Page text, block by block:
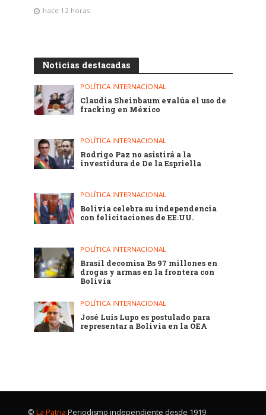
hace 12 horas
Noticias destacadas
POLÍTICA INTERNACIONAL
Claudia Sheinbaum evalúa el uso de
fracking en México
POLÍTICA INTERNACIONAL
Rodrigo Paz no asistirá a la
investidura de De la Espriella
POLÍTICA INTERNACIONAL
Bolivia celebra su independencia
con felicitaciones de EE.UU.
POLÍTICA INTERNACIONAL
Brasil decomisa Bs 97 millones en
drogas y armas en la frontera con
Bolivia
POLÍTICA INTERNACIONAL
José Luis Lupo es postulado para
representar a Bolivia en la OEA
© La Patria Periodismo independiente desde 1919